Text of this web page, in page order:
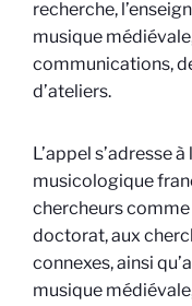
recherche,
musique
communications,
d’ateliers.
L’appel s’adresse
musicologique
chercheurs
doctorat, aux
connexes, ainsi
musique